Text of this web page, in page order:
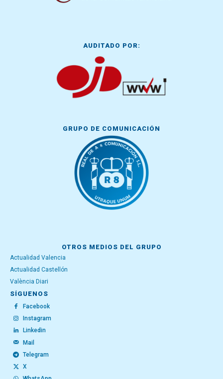
AUDITADO POR:
GRUPO DE COMUNICACIÓN
OTROS MEDIOS DEL GRUPO
Actualidad Valencia
Actualidad Castellón
València Diari
SÍGUENOS
Facebook
Instagram
Linkedin
Mail
Telegram
X